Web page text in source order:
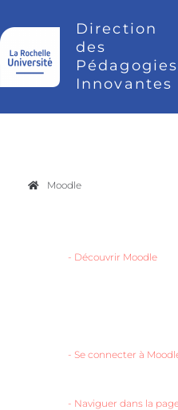
Direction
des
Pédagogies
Innovantes
Moodle
- Découvrir Moodle
- Se connecter à
- Naviguer dans la